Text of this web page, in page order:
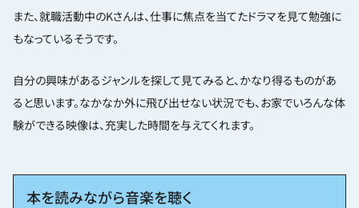
また、就職活動中のKさんは、仕事に焦点を当てたドラマを見て勉強に
もなっているそうです。
自分の興味があるジャンルを探して見てみると、かなり得るものがあ
ると思います。なかなか外に飛び出せない状況でも、お家でいろんな体
験ができる映像は、充実した時間を与えてくれます。
本を読みながら音楽を聴く